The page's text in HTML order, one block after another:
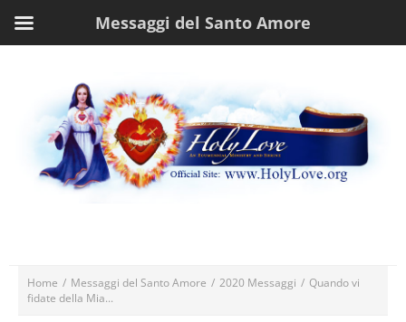
Home / Messaggi del Santo Amore / 2020 Messaggi / Quando vi
fidate della Mia...
Messaggi del Santo Amore